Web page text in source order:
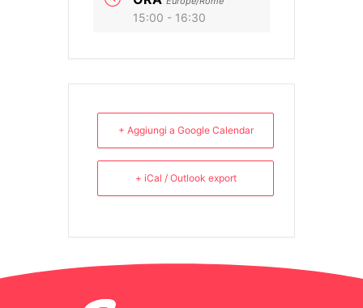
15:00 - 16:30
+ Aggiungi a Google Calendar
+ iCal / Outlook export